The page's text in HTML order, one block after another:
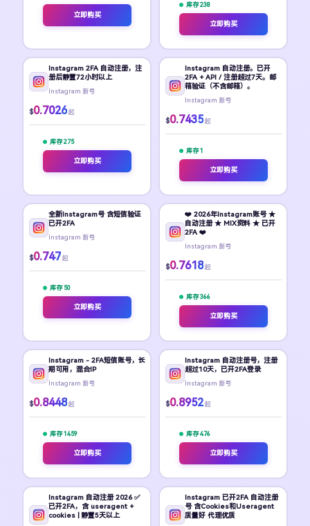
立即购买
库存 238
立即购买
Instagram 2FA 自动注册，注
册后静置72小时以上
Instagram 新号
$0.7026 起
库存 275
立即购买
Instagram 自动注册。已开
2FA + API / 注册超过7天。邮
箱验证（不含邮箱）。
Instagram 新号
$0.7435 起
库存 1
立即购买
全新Instagram号 含短信验证
已开2FA
Instagram 新号
$0.747 起
库存 50
立即购买
❤️ 2026年Instagram账号 ★
自动注册 ★ MIX资料 ★ 已开
2FA ❤️
Instagram 新号
$0.7618 起
库存 366
立即购买
Instagram - 2FA短信账号，长
期可用，混合IP
Instagram 新号
$0.8448 起
库存 1459
立即购买
Instagram 自动注册号，注册
超过10天，已开2FA登录
Instagram 新号
$0.8952 起
库存 476
立即购买
Instagram 自动注册 2026 ✅
已开2FA，含 useragent +
cookies | 静置5天以上
Instagram 已开2FA 自动注册
号 含Cookies和Useragent
质量好 代理优质